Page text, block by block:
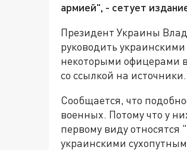
армией", - сетует
Президент Украины
руководить
некоторыми офицерами
со ссылкой на источники.
Сообщается, что
военных. Потому что у
первому виду
украинскими